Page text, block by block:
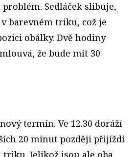
Sedláček slibuje,
barevném triku, což je
obálky. Dvě hodiny
že bude mít 30
termín. Ve 12.30 doráží
20 minut později přijíždí
triku. Jelikož jsou ale oba